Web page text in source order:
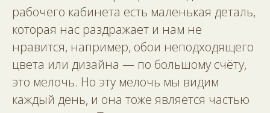
рабочего кабинета есть маленькая деталь,
которая нас раздражает и нам не
нравится, например, обои неподходящего
цвета или дизайна — по большому счёту,
это мелочь. Но эту мелочь мы видим
каждый день, и она тоже является частью